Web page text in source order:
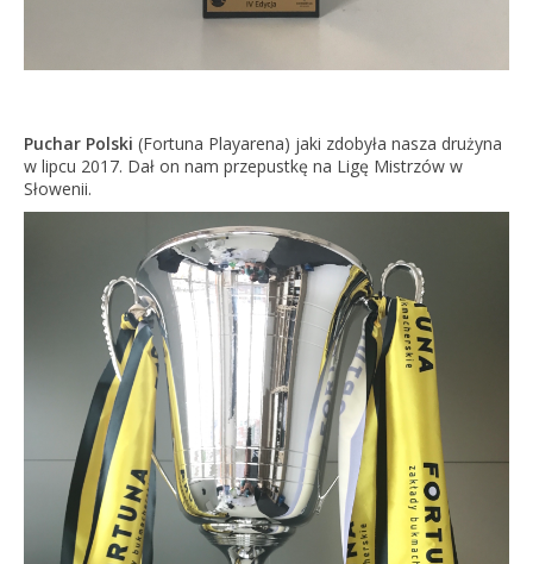
Puchar Polski (Fortuna Playarena) jaki zdobyła nasza drużyna
w lipcu 2017. Dał on nam przepustkę na Ligę Mistrzów w
Słowenii.